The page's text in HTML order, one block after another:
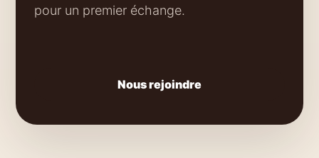
pour un premier échange.
Nous rejoindre